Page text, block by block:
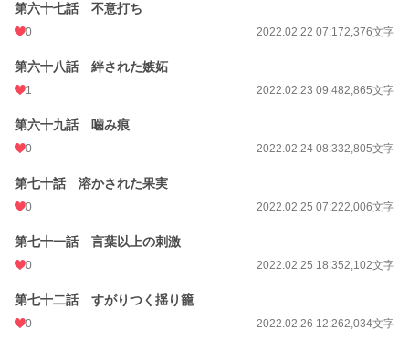
第六十七話 不意打ち
0 2022.02.22 07:172,376文字
第六十八話 絆された嫉妬
1 2022.02.23 09:482,865文字
第六十九話 噛み痕
0 2022.02.24 08:332,805文字
第七十話 溶かされた果実
0 2022.02.25 07:222,006文字
第七十一話 言葉以上の刺激
0 2022.02.25 18:352,102文字
第七十二話 すがりつく揺り籠
0 2022.02.26 12:262,034文字